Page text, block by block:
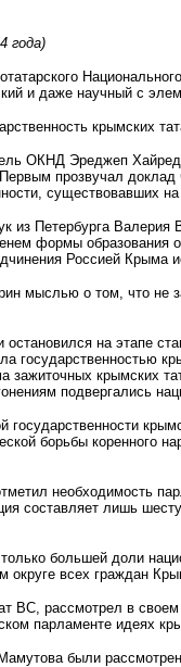
года)
и даже научный с
крымских
ОКНД Эреджеп
прозвучал
существовавших
из Петербурга
формы
Россией Крыма
мыслью о том, что не
на этапе
государственностью
зажиточных крымских
подвергались
борьбы коренного
необходимость
составляет лишь
большей доли
округе всех граждан
ВС, рассмотрел в
парламенте идеях
были